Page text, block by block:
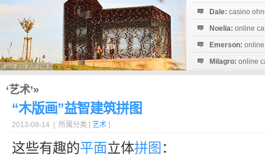
Dale: casino
Noelia: online
Emerson:
Milagro: online
‘艺术’»
“木版画”益智建筑拼图
2013-08-14 | 所属分类 [ 艺术 ]
这些有趣的平面立体拼图 ：